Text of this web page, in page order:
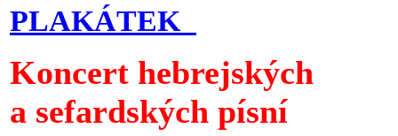
PLAKÁTEK
Koncert hebrejských
a sefardských písní